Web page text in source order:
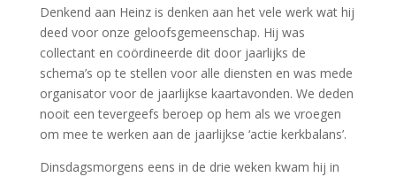
Denkend aan Heinz is denken aan het vele werk wat hij
deed voor onze geloofsgemeenschap. Hij was
collectant en coördineerde dit door jaarlijks de
schema’s op te stellen voor alle diensten en was mede
organisator voor de jaarlijkse kaartavonden. We deden
nooit een tevergeefs beroep op hem als we vroegen
om mee te werken aan de jaarlijkse ‘actie kerkbalans’.
Dinsdagsmorgens eens in de drie weken kwam hij in